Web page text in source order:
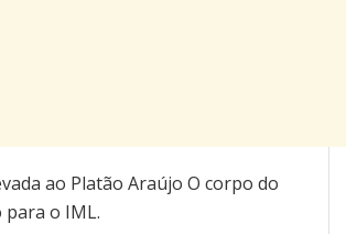
ao Platão Araújo O corpo do
para o IML.